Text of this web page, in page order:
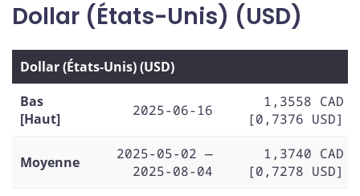
Dollar (États-Unis) (USD)
Dollar (États-Unis) (USD)
Bas
[Haut]
2025-06-16
1,3558 CAD
[0,7376 USD]
Moyenne
2025-05-02 —
2025-08-04
1,3740 CAD
[0,7278 USD]